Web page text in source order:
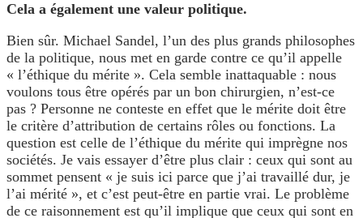
Cela a également une valeur politique.
Bien sûr. Michael Sandel, l’un des plus grands philosophes
de la politique, nous met en garde contre ce qu’il appelle
« l’éthique du mérite ». Cela semble inattaquable : nous
voulons tous être opérés par un bon chirurgien, n’est-ce
pas ? Personne ne conteste en effet que le mérite doit être
le critère d’attribution de certains rôles ou fonctions. La
question est celle de l’éthique du mérite qui imprègne nos
sociétés. Je vais essayer d’être plus clair : ceux qui sont au
sommet pensent « je suis ici parce que j’ai travaillé dur, je
l’ai mérité », et c’est peut-être en partie vrai. Le problème
de ce raisonnement est qu’il implique que ceux qui sont en